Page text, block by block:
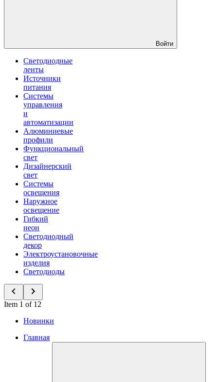
Войти
Светодиодные
ленты
Источники
питания
Системы
управления
и
автоматизации
Алюминиевые
профили
Функциональный
свет
Дизайнерский
свет
Системы
освещения
Наружное
освещение
Гибкий
неон
Светодиодный
декор
Электроустановочные
изделия
Светодиоды
Item 1 of 12
Новинки
Главная